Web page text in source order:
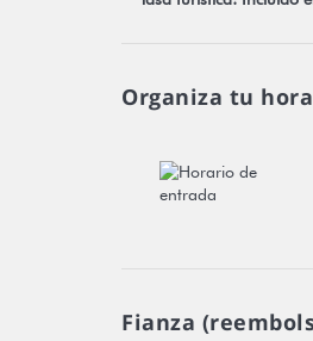
Organiza tu
Fianza